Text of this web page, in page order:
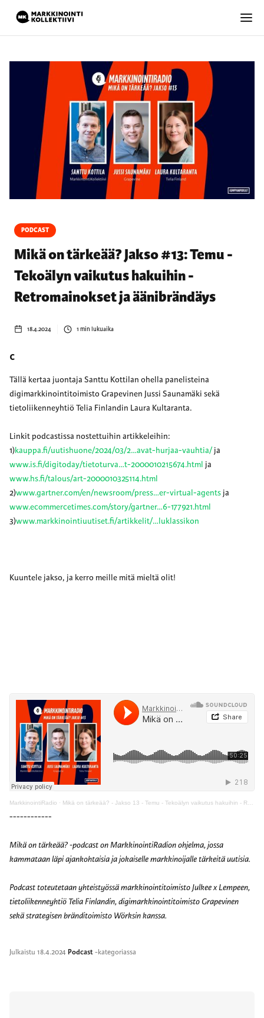
PODCAST
Mikä on tärkeää? Jakso #13: Temu -
Tekoälyn vaikutus hakuihin -
Retromainokset ja äänibrändäys
18.4.2024 1 min lukuaika
c
Tällä kertaa juontaja Santtu Kottilan ohella panelisteina
digimarkkinointitoimisto Grapevinen Jussi Saunamäki sekä
tietoliikenneyhtiö Telia Finlandin Laura Kultaranta.
Linkit podcastissa nostettuihin artikkeleihin:
1)kauppa.fi/uutishuone/2024/03/2…avat-hurjaa-vauhtia/ja
www.is.fi/digitoday/tietoturva…t-2000010215674.html ja
www.hs.fi/talous/art-2000010325114.html
2)www.gartner.com/en/newsroom/press…er-virtual-agents ja
www.ecommercetimes.com/story/gartner…6-177921.html
3)www.markkinointiuutiset.fi/artikkelit/…luklassikon
Kuuntele jakso, ja kerro meille mitä mieltä olit!
MarkkinointiRadio · Mikä on tärkeää? - Jakso 13 - Temu - Tekoälyn vaikutus hakuihin - Retromainokset ja äänibrändäys
------------
Mikä on tärkeää? -podcast on MarkkinointiRadion ohjelma, jossa
kammataan läpi ajankohtaisia ja jokaiselle markkinoijalle tärkeitä uutisia.
Podcast toteutetaan yhteistyössä markkinointitoimisto Julkee x Lempeen,
tietoliikenneyhtiö Telia Finlandin, digimarkkinointitoimisto Grapevinen
sekä strategisen bränditoimisto Wörksin kanssa.
Julkaistu 18.4.2024 Podcast-kategoriassa